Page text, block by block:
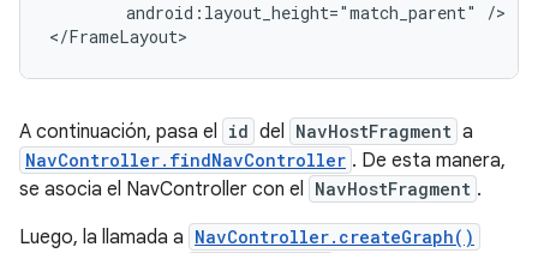
android:layout_height="match_parent"
/>
A continuación, pasa el id del NavHostFragment a
NavController.findNavController . De esta manera,
se asocia el NavController con el NavHostFragment .
Luego, la llamada a NavController.createGraph()